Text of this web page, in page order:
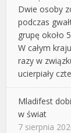
Dwie osoby
podczas
grupę około
W całym
razy w
ucierpiały
Mladifest
w świat
7 sierpnia